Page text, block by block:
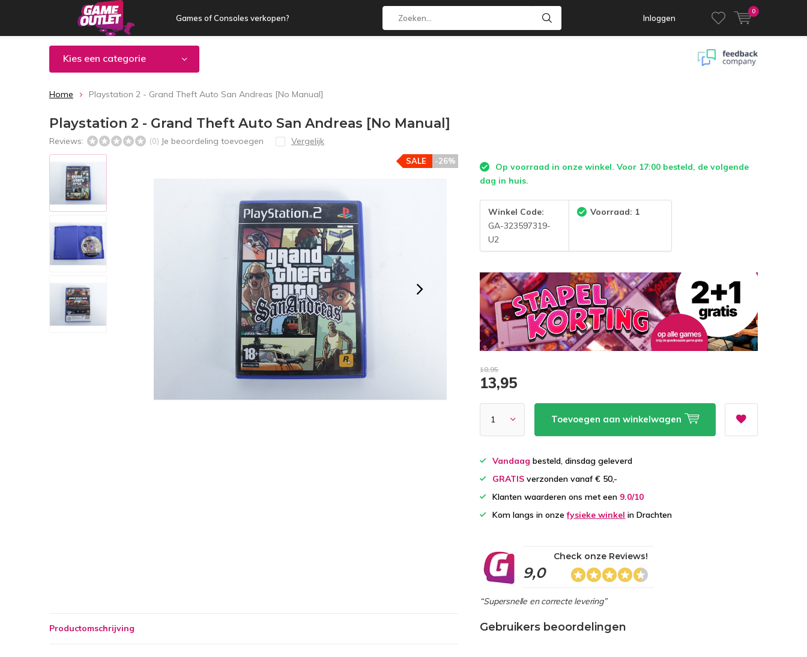
Games of Consoles verkopen? Inloggen
0
Kies een categorie
Home Playstation 2 - Grand Theft Auto San Andreas [No Manual]
Playstation 2 - Grand Theft Auto San Andreas [No Manual]
Reviews: (0) Je beoordeling toevoegen Vergelijk
-26%
SALE
Op voorraad in onze winkel. Voor 17:00 besteld, de volgende
dag in huis.
Winkel Code:
GA-323597319-
U2
Voorraad: 1
18,95
13,95
Toevoegen aan winkelwagen
Vandaag besteld, dinsdag geleverd
GRATIS verzonden vanaf € 50,-
Klanten waarderen ons met een 9.0/10
Kom langs in onzefysieke winkel in Drachten
9,0
Check onze Reviews!
“Supersnelle en correcte levering”
Productomschrijving Gebruikers beoordelingen